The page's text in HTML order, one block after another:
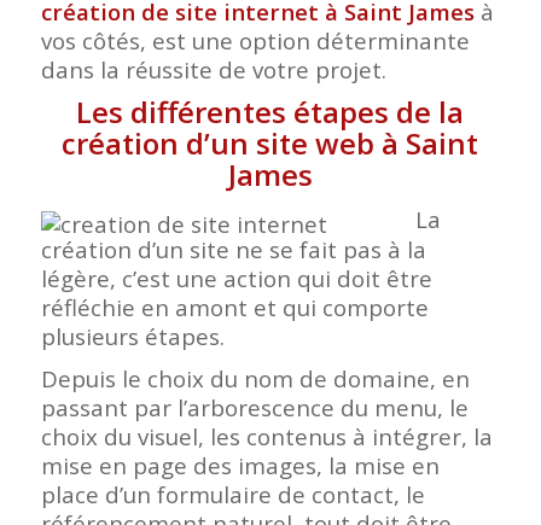
création de site internet à Saint Jamesà
vos côtés, est une option déterminante
dans la réussite de votre projet.
Les différentes étapes de la
création d’un site web à Saint
James
La
création d’un site ne se fait pas à la
légère, c’est une action qui doit être
réfléchie en amont et qui comporte
plusieurs étapes.
Depuis le choix du nom de domaine, en
passant par l’arborescence du menu, le
choix du visuel, les contenus à intégrer, la
mise en page des images, la mise en
place d’un formulaire de contact, le